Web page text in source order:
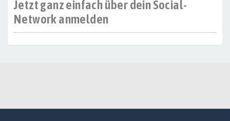
Jetzt ganz einfach über dein Social-
Network anmelden